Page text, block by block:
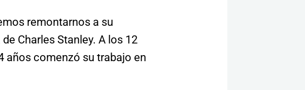
remontarnos a su
Charles Stanley. A los 12
años comenzó su trabajo en